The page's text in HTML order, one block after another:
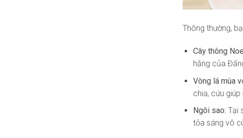
Thông thường,
Cây thông
hằng của
Vòng lá mùa
chia, cứu giúp
Ngôi sao: Tại
tỏa sáng vô